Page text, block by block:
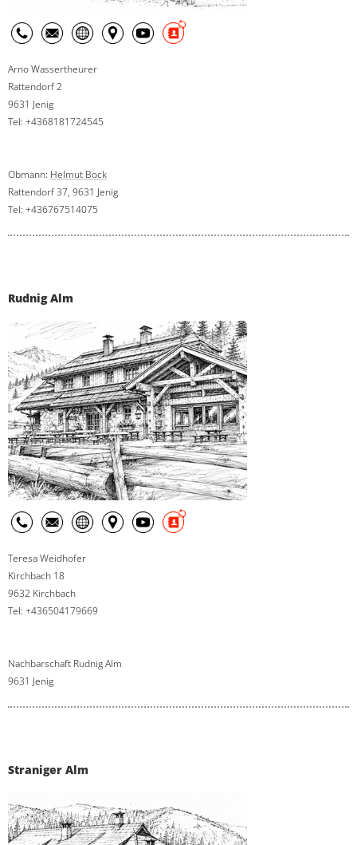
Arno Wassertheurer
Rattendorf 2
9631 Jenig
Tel: +4368181724545
Obmann: Helmut Bock
Rattendorf 37, 9631 Jenig
Tel: +436767514075
Rudnig Alm
Teresa Weidhofer
Kirchbach 18
9632 Kirchbach
Tel: +436504179669
Nachbarschaft Rudnig Alm
9631 Jenig
Straniger Alm